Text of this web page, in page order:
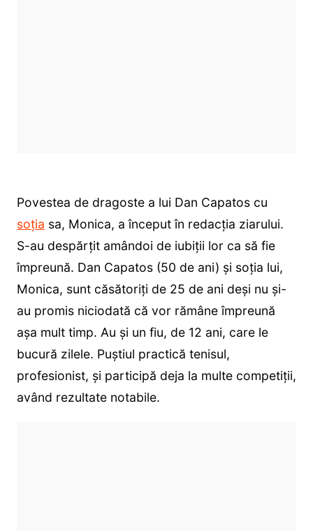
Povestea de dragoste a lui Dan Capatos cu
soția sa, Monica, a început în redacția ziarului.
S-au despărțit amândoi de iubiții lor ca să fie
împreună. Dan Capatos (50 de ani) și soția lui,
Monica, sunt căsătoriți de 25 de ani deși nu și-
au promis niciodată că vor rămâne împreună
așa mult timp. Au și un fiu, de 12 ani, care le
bucură zilele. Puștiul practică tenisul,
profesionist, și participă deja la multe competiții,
având rezultate notabile.